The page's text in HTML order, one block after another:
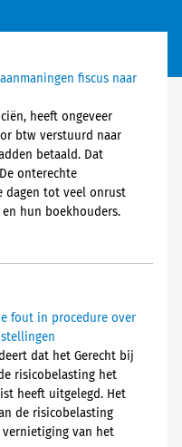
fiscus naar
heeft ongeveer
btw verstuurd naar
betaald. Dat
onterechte
dagen tot veel onrust
hun boekhouders.
fout in procedure over
dat het Gerecht bij
risicobelasting het
heeft uitgelegd. Het
de risicobelasting
vernietiging van het